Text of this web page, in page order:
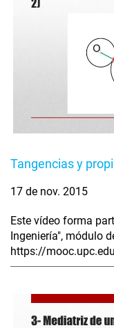
Tangencias y
17 de nov. 2015
Este vídeo forma
Ingeniería", módulo
https://